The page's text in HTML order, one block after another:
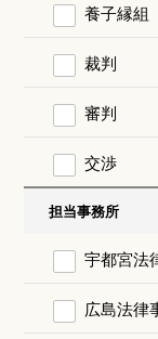
養子縁組
裁判
審判
交渉
担当事務所
宇都宮法
広島法律